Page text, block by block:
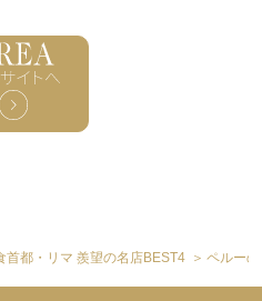
首都・リマ 羨望の名店BEST4 ペルー